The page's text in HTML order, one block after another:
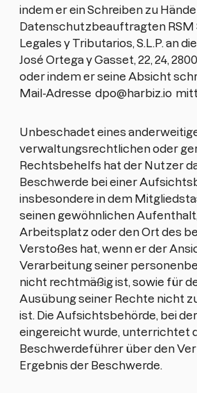
indem er ein Schreiben zu
Datenschutzbeauftragten RSM
Legales y Tributarios, S.L.P. an
José Ortega y Gasset, 22, 24,
oder indem er seine Absicht
Mail-Adresse dpo@harbiz.io
Unbeschadet eines
verwaltungsrechtlichen oder
Rechtsbehelfs hat der Nutzer
Beschwerde bei einer
insbesondere in dem
seinen gewöhnlichen
Arbeitsplatz oder den Ort des
Verstoßes hat, wenn er der
Verarbeitung seiner
nicht rechtmäßig ist, sowie für
Ausübung seiner Rechte nicht
ist. Die Aufsichtsbehörde, bei
eingereicht wurde, unterrichtet
Beschwerdeführer über den
Ergebnis der Beschwerde.